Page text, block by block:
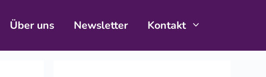
Über uns Newsletter Kontakt